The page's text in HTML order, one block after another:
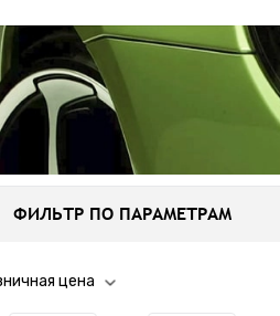
ФИЛЬТР ПО ПАРАМЕТРАМ
цена